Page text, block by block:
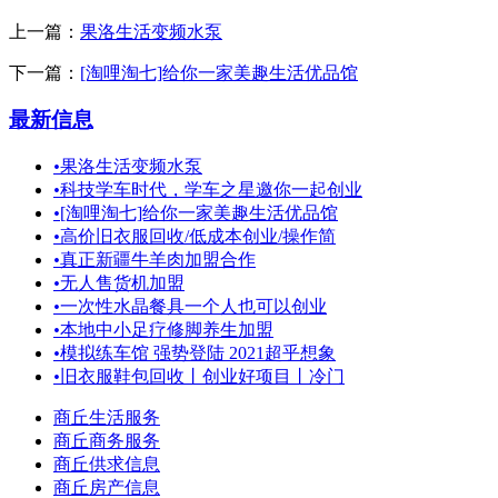
上一篇： 果洛生活变频水泵
下一篇： [淘哩淘七]给你一家美趣生活优品馆
最新信息
•果洛生活变频水泵
•科技学车时代，学车之星邀你一起创业
•[淘哩淘七]给你一家美趣生活优品馆
•高价旧衣服回收/低成本创业/操作简
•真正新疆牛羊肉加盟合作
•无人售货机加盟
•一次性水晶餐具一个人也可以创业
•本地中小足疗修脚养生加盟
•模拟练车馆 强势登陆 2021超乎想象
• 旧衣服鞋包回收丨创业好项目丨冷门
商丘生活服务
商丘商务服务
商丘供求信息
商丘房产信息